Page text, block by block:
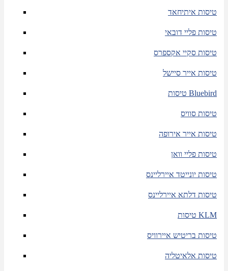
טיסות איתיחאד
טיסות פליי דובאי
טיסות סקיי אקספרס
טיסות אייר סיישל
טיסות Bluebird
טיסות סוויס
טיסות אייר אירופה
טיסות פליי וואן
טיסות יונייטד איירליינס
טיסות דלתא איירליינס
טיסות KLM
טיסות בריטיש איירוויס
טיסות אלאיטליה